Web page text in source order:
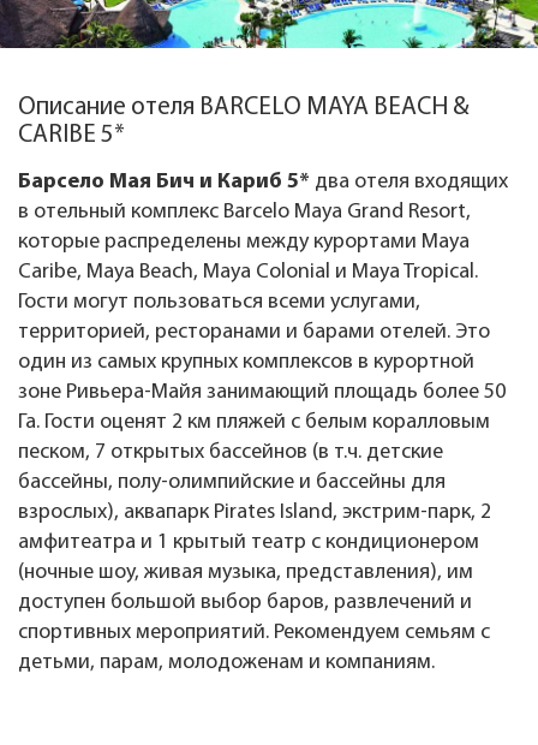
Описание отеля BARCELO MAYA BEACH &
CARIBE 5*
Барсело Мая Бич и Кариб 5* два отеля входящих
в отельный комплекс Barcelo Maya Grand Resort,
которые распределены между курортами Maya
Caribe, Maya Beach, Maya Colonial и Maya Tropical.
Гости могут пользоваться всеми услугами,
территорией, ресторанами и барами отелей. Это
один из самых крупных комплексов в курортной
зоне Ривьера-Майя занимающий площадь более 50
Га. Гости оценят 2 км пляжей с белым коралловым
песком, 7 открытых бассейнов (в т.ч. детские
бассейны, полу-олимпийские и бассейны для
взрослых), аквапарк Pirates Island, экстрим-парк, 2
амфитеатра и 1 крытый театр с кондиционером
(ночные шоу, живая музыка, представления), им
доступен большой выбор баров, развлечений и
спортивных мероприятий. Рекомендуем семьям с
детьми, парам, молодоженам и компаниям.